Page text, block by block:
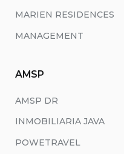
MARIEN RESIDENCES
MANAGEMENT
AMSP
AMSP DR
INMOBILIARIA JAVA
POWETRAVEL